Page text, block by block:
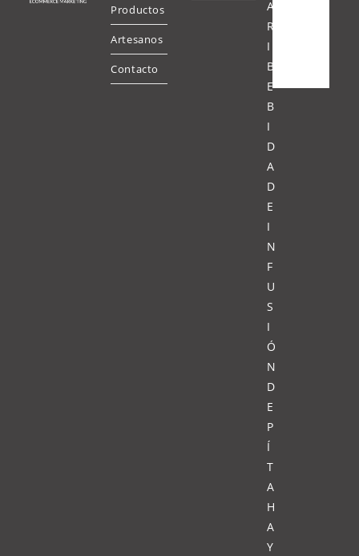
Productos
Artesanos
Contacto
A
R
I
B
E
B
I
D
A
D
E
I
N
F
U
S
I
Ó
N
D
E
P
Í
T
A
H
A
Y